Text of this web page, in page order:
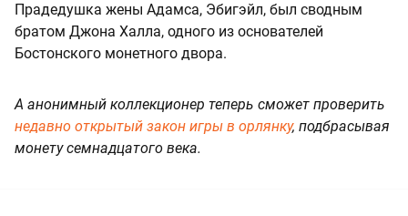
Прадедушка жены Адамса, Эбигэйл, был сводным
братом Джона Халла, одного из основателей
Бостонского монетного двора.
А анонимный коллекционер теперь сможет проверить
недавно открытый закон игры в орлянку, подбрасывая
монету семнадцатого века.